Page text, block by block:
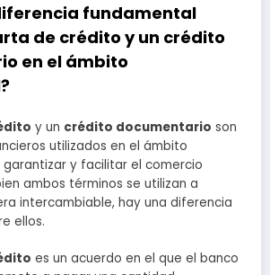
fundamental
de crédito y un crédito
en el ámbito
y un crédito documentario son
utilizados en el ámbito
y facilitar el comercio
ambos términos se utilizan a
intercambiable, hay una diferencia
ellos.
es un acuerdo en el que el banco